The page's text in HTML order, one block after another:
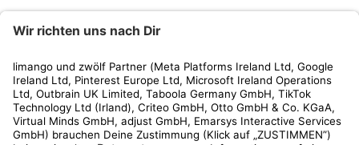
Kundenservice
Shop